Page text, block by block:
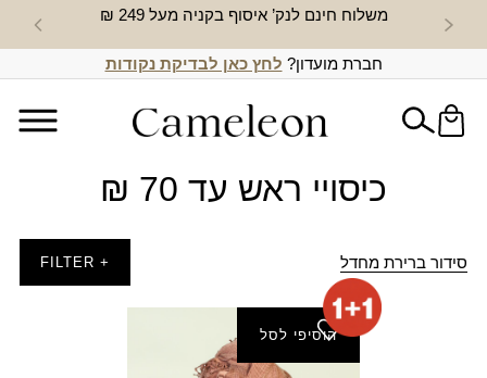
משלוח חינם לנק’ איסוף בקניה מעל 249 ₪ חדש
חברת מועדון? לחץ כאן לבדיקת נקודות
כיסויי ראש עד 70 ₪
סידור ברירת מחדל + FILTER
הוסיפי לסל